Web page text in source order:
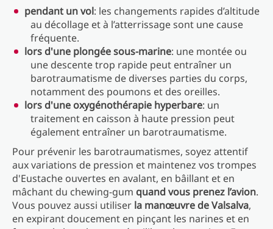
pendant un vol: les changements rapides d’altitude
au décollage et à l’atterrissage sont une cause
fréquente.
lors d'une plongée sous-marine: une montée ou
une descente trop rapide peut entraîner un
barotraumatisme de diverses parties du corps,
notamment des poumons et des oreilles.
lors d'une oxygénothérapie hyperbare: un
traitement en caisson à haute pression peut
également entraîner un barotraumatisme.
Pour prévenir les barotraumatismes, soyez attentif
aux variations de pression et maintenez vos trompes
d'Eustache ouvertes en avalant, en bâillant et en
mâchant du chewing-gum quand vous prenez l’avion.
Vous pouvez aussi utiliser la manœuvre de Valsalva,
en expirant doucement en pinçant les narines et en